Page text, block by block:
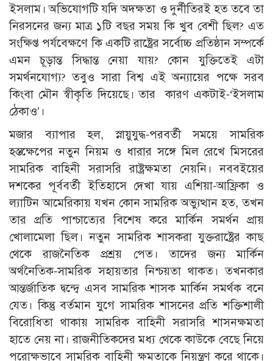
ইসলাম। অভিযোগটি যদি অদক্ষতা ও দুর্নীতিরই হত তবে তা
নিরসনের জন্য মাত্র ১টি বছর সময় কি খুব বেশী ছিল? এত
সংক্ষিপ্ত পর্যবেক্ষণে কি একটি রাষ্ট্রের সর্বোচ্চ প্রতিষ্ঠান সম্পর্কে
এমন চূড়ান্ত সিদ্ধান্ত নেয়া যায়? কোন যুক্তিতেই এটা
সমর্থনযোগ্য? তবুও সারা বিশ্ব এই অন্যায়ের পক্ষে সরব
কিংবা মৌন স্বীকৃতি দিয়েছে। তার কারণ একটাই-‘ইসলাম
ঠেকাও’।
মজার ব্যাপার হল, স্নায়ুযুদ্ধ-পরবর্তী সময়ে সামরিক
হস্তক্ষেপের নতুন নিয়ম ও ধারার সঙ্গে মিল রেখে মিসরের
সামরিক বাহিনী সরাসরি রাষ্ট্রক্ষমতা নেয়নি। নববইয়ের
দশকের পূর্ববর্তী ইতিহাসে দেখা যায় এশিয়া-আফ্রিকা ও
ল্যাটিন আমেরিকায় যখন কোন সামরিক অভ্যুত্থান হত, তখন
তার প্রতি পাশ্চাত্যের বিশেষ করে মার্কিন সমর্থন প্রায়
খোলামেলা ছিল। নতুন সামরিক শাসকরা যুক্তরাষ্ট্রের কাছ
থেকে রাজনৈতিক প্রশ্রয় পেত। তাদের জন্য মার্কিন
অর্থনৈতিক-সামরিক সহায়তার নিশ্চয়তা থাকত। তখনকার
আন্তর্জাতিক দ্বন্দ্বে এসব সামরিক শাসক মার্কিন সমর্থক বনে
যেত। কিন্তু বর্তমান যুগে সামরিক শাসনের প্রতি শক্তিশালী
বিরোধিতা থাকায় সামরিক বাহিনী সরাসরি শাসনক্ষমতা
হাতে নেয় না। রাজনীতিকদের মধ্য থেকে কাউকে বেছে নিয়ে
পরোক্ষভাবে সামরিক বাহিনী ক্ষমতাকে নিয়ন্ত্রণ করে থাকে।